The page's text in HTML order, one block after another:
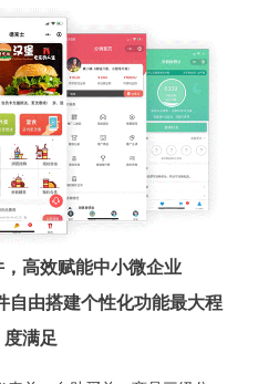
高效赋能中小微企业
自由搭建个性化功能最大程
度满足